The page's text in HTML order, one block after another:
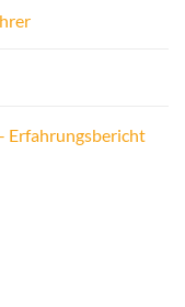
Erfahrungsbericht